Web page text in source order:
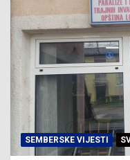
SEMBERSKE VIJESTI